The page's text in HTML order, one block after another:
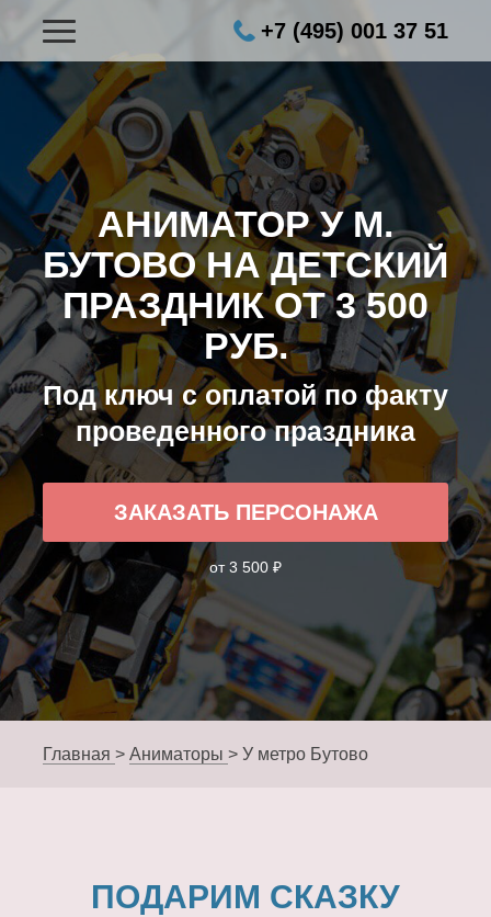
+7 (495) 001 37 51
АНИМАТОР У М.
БУТОВО НА ДЕТСКИЙ
ПРАЗДНИК ОТ 3 500
РУБ.
Под ключ с оплатой по факту
проведенного праздника
ЗАКАЗАТЬ ПЕРСОНАЖА
от 3 500 ₽
Главная > Аниматоры > У метро Бутово
ПОДАРИМ СКАЗКУ